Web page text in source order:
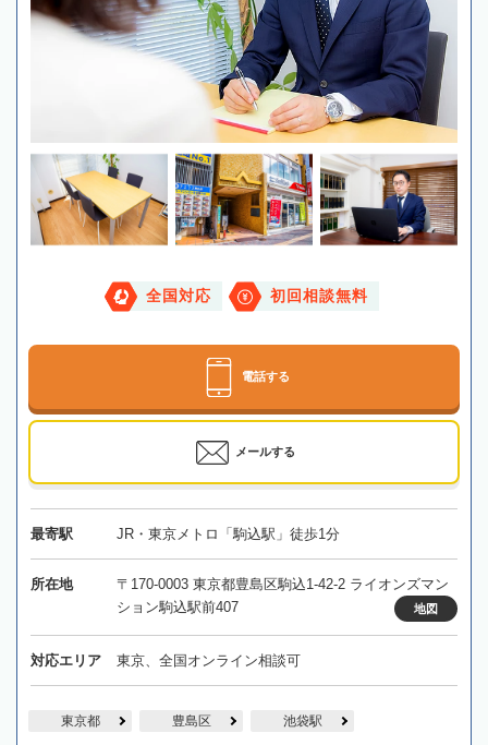
全国対応 初回相談無料
電話する
メールする
最寄駅 JR・東京メトロ「駒込駅」徒歩1分
所在地
〒170-0003 東京都豊島区駒込1-42-2 ライオンズマン
ション駒込駅前407
地図
対応エリア 東京、全国オンライン相談可
東京都 豊島区 池袋駅